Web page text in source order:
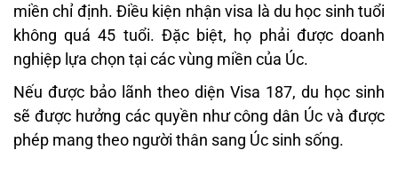
miền chỉ định. Điều kiện nhận visa là du học sinh tuổi
không quá 45 tuổi. Đặc biệt, họ phải được doanh
nghiệp lựa chọn tại các vùng miền của Úc.
Nếu được bảo lãnh theo diện Visa 187, du học sinh
sẽ được hưởng các quyền như công dân Úc và được
phép mang theo người thân sang Úc sinh sống.